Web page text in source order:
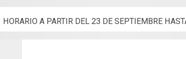
HORARIO A PARTIR DEL 23 DE SEPTIEMBRE